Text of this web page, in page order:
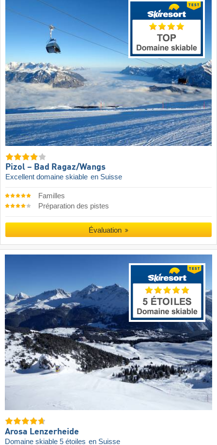
Pizol – Bad Ragaz/​Wangs
Excellent domaine skiable en Suisse
Familles
Préparation des pistes
Évaluation
Arosa Lenzerheide
Domaine skiable 5 étoiles en Suisse